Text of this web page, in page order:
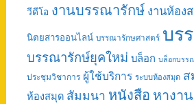
วีดีโอ งานบรรณารักษ์ งานห้อง
นิตยสารออนไลน์ บรรณารักษศาสตร์ บร
บรรณารักษ์ยุคใหม่ บล็อก บล็อกบรร
ประชุมวิชาการ ผู้ใช้บริการ ระบบห้องสมุด ส
ห้องสมุด สัมมนา หนังสือ หางาน